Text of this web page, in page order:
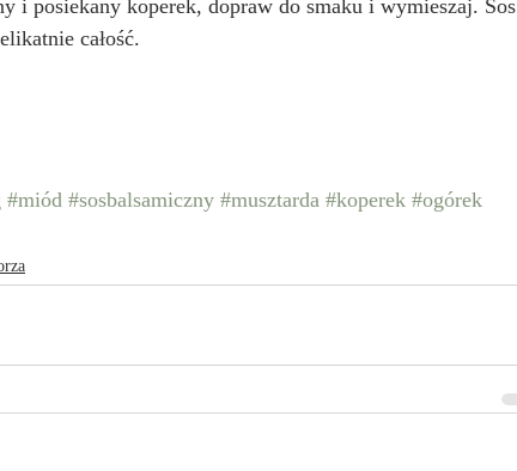
i posiekany koperek, dopraw do smaku i wymieszaj. Sos
całość.
#miód #sosbalsamiczny #musztarda #koperek #ogórek